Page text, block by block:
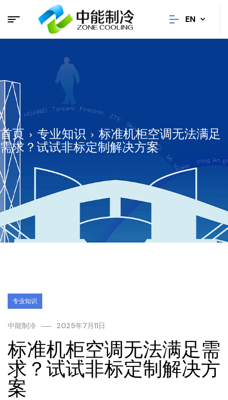
EN
首页 专业知识
标准机柜空调无法满足
需求？试试非标定制解决方案
专业知识
中能制冷 2025年7月11日
标准机柜空调无法满足需
求？试试非标定制解决方
案